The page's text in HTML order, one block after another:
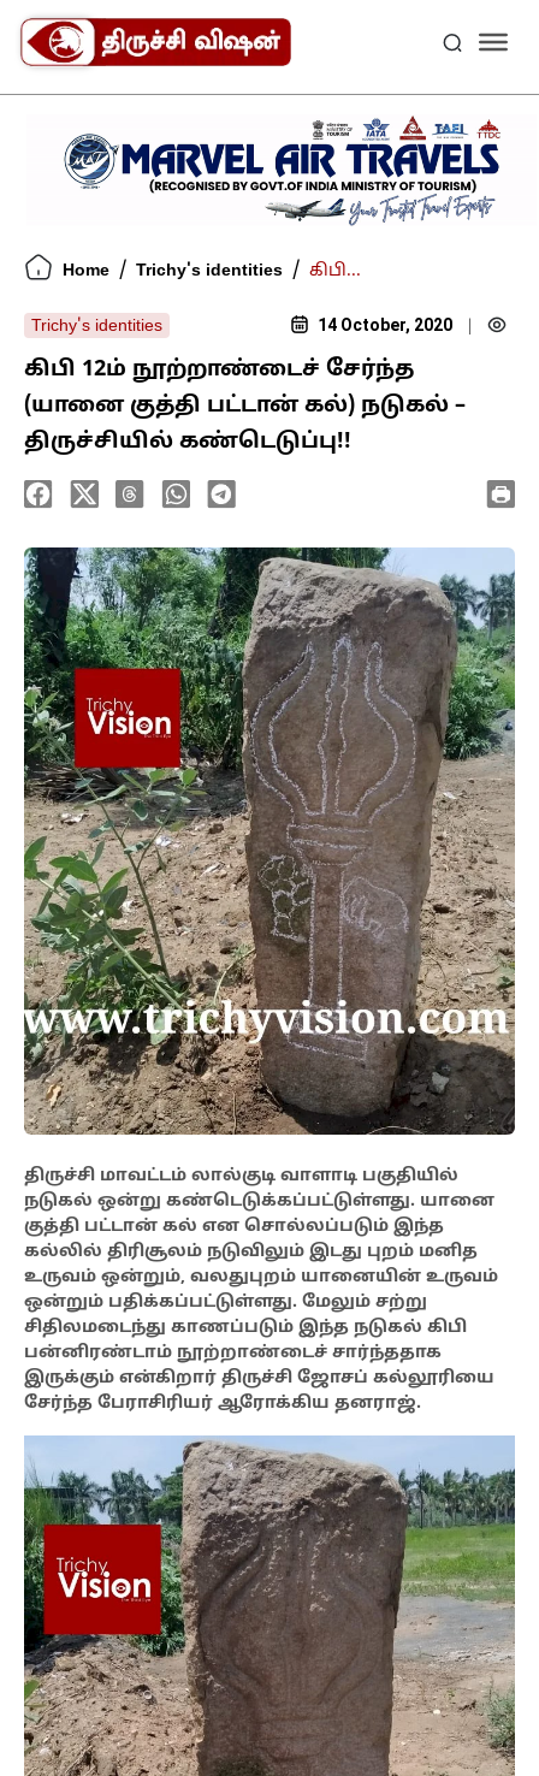
Home / Trichy's identities / கிபி...
Trichy's identities 14 October, 2020
கிபி 12ம் நூற்றாண்டைச் சேர்ந்த
(யானை குத்தி பட்டான் கல்) நடுகல் –
திருச்சியில் கண்டெடுப்பு!!
திருச்சி மாவட்டம் லால்குடி வாளாடி பகுதியில்
நடுகல் ஒன்று கண்டெடுக்கப்பட்டுள்ளது. யானை
குத்தி பட்டான் கல் என சொல்லப்படும் இந்த
கல்லில் திரிசூலம் நடுவிலும் இடது புறம் மனித
உருவம் ஒன்றும், வலதுபுறம் யானையின் உருவம்
ஒன்றும் பதிக்கப்பட்டுள்ளது. மேலும் சற்று
சிதிலமடைந்து காணப்படும் இந்த நடுகல் கிபி
பன்னிரண்டாம் நூற்றாண்டைச் சார்ந்ததாக
இருக்கும் என்கிறார் திருச்சி ஜோசப் கல்லூரியை
சேர்ந்த பேராசிரியர் ஆரோக்கிய தனராஜ்.